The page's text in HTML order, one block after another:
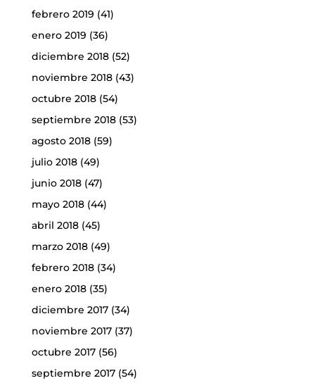
febrero 2019 (41)
enero 2019 (36)
diciembre 2018(52)
noviembre 2018(43)
octubre 2018(54)
septiembre 2018(53)
agosto 2018(59)
julio 2018(49)
junio 2018(47)
mayo 2018(44)
abril 2018(45)
marzo 2018(49)
febrero 2018(34)
enero 2018(35)
diciembre 2017(34)
noviembre 2017(37)
octubre 2017(56)
septiembre 2017(54)